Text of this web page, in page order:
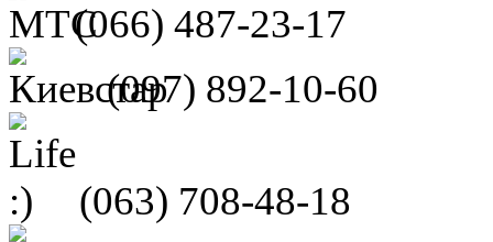
(066) 487-23-17
(097) 892-10-60
(063) 708-48-18